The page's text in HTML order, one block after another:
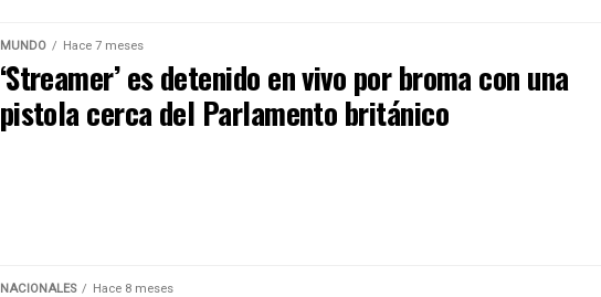
MUNDO Hace 7 meses
‘Streamer’ es detenido en vivo por broma con una
pistola cerca del Parlamento británico
NACIONALES Hace 8 meses